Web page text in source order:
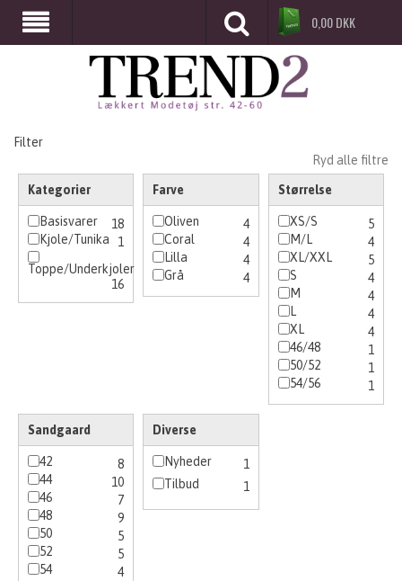
0,00DKK
Filter
Ryd alle filtre
Kategorier
Basisvarer
18
Kjole/Tunika
1
Toppe/Underkjoler
16
Farve
Oliven
4
Coral
4
Lilla
4
Grå
4
Størrelse
XS/S
5
M/L
4
XL/XXL
5
S
4
M
4
L
4
XL
4
46/48
1
50/52
1
54/56
1
Sandgaard
42
8
44
10
46
7
48
9
50
5
52
5
54
4
Diverse
Nyheder
1
Tilbud
1